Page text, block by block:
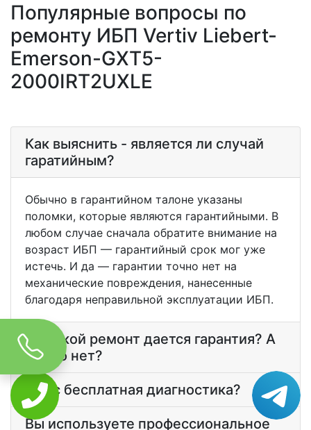
Популярные вопросы по
ремонту ИБП Vertiv Liebert-
Emerson-GXT5-
2000IRT2UXLE
Как выяснить - является ли случай
гаратийным?
Обычно в гарантийном талоне указаны
поломки, которые являются гарантийными. В
любом случае сначала обратите внимание на
возраст ИБП — гарантийный срок мог уже
истечь. И да — гарантии точно нет на
механические повреждения, нанесенные
благодаря неправильной эксплуатации ИБП.
На какой ремонт дается гарантия? А
на что нет?
У вас бесплатная диагностика?
Вы используете профессиональное